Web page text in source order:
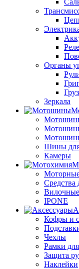
Реле
Органы
Зеркала
Шины
Камеры
Средства
IPONE
Кофры и
Чехлы
Рамки
Защита
Наклейки